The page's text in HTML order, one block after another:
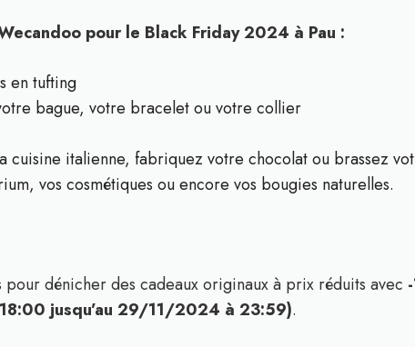
pour le Black Friday 2024 à Pau :
en tufting
bague, votre bracelet ou votre collier
cuisine italienne, fabriquez votre chocolat ou brassez
vos cosmétiques ou encore vos bougies naturelles.
pour dénicher des cadeaux originaux à prix réduits avec
jusqu’au 29/11/2024 à 23:59).